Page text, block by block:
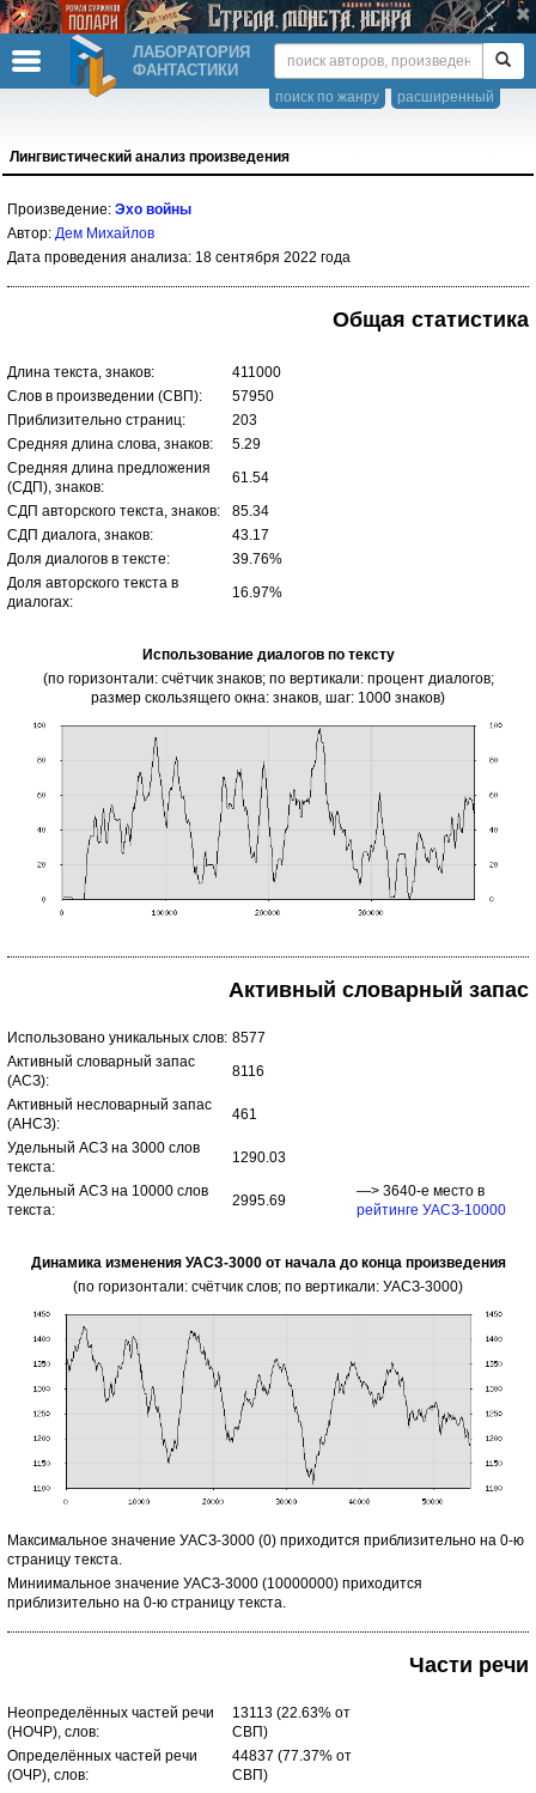
ЛАБОРАТОРИЯ
ФАНТАСТИКИ
расширенный
поиск по жанру
Лингвистический анализ произведения
Произведение: Эхо войны
Автор: Дем Михайлов
Дата проведения анализа: 18 сентября 2022 года
Общая статистика
Длина текста, знаков:
411000
Слов в произведении (СВП):
57950
Приблизительно страниц:
203
Средняя длина слова, знаков:
5.29
Средняя длина предложения
(СДП), знаков:
61.54
СДП авторского текста, знаков:
85.34
СДП диалога, знаков:
43.17
Доля диалогов в тексте:
39.76%
Доля авторского текста в
диалогах:
16.97%
Использование диалогов по тексту
(по горизонтали: счётчик знаков; по вертикали: процент диалогов;
размер скользящего окна: знаков, шаг: 1000 знаков)
Активный словарный запас
Использовано уникальных слов: 8577
Активный словарный запас
(АСЗ):
8116
Активный несловарный запас
(АНСЗ):
461
Удельный АСЗ на 3000 слов
текста:
1290.03
Удельный АСЗ на 10000 слов
текста:
2995.69
—> 3640-е место в
рейтинге УАСЗ-10000
Динамика изменения УАСЗ-3000 от начала до конца произведения
(по горизонтали: счётчик слов; по вертикали: УАСЗ-3000)
Максимальное значение УАСЗ-3000 (0) приходится приблизительно на 0-ю
страницу текста.
Миниимальное значение УАСЗ-3000 (10000000) приходится
приблизительно на 0-ю страницу текста.
Части речи
Неопределённых частей речи
(НОЧР), слов:
13113 (22.63% от
СВП)
Определённых частей речи
(ОЧР), слов:
44837 (77.37% от
СВП)